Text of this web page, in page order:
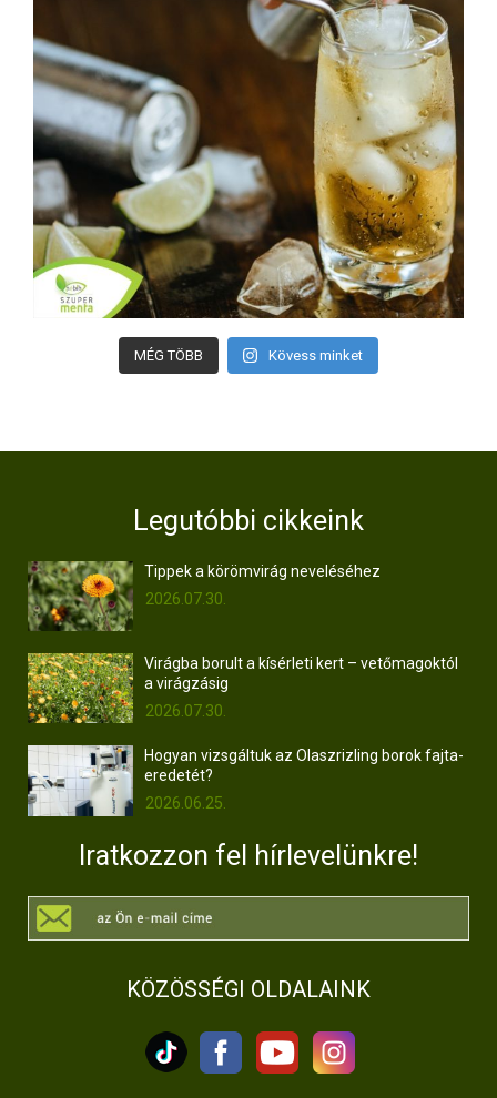
MÉG TÖBB Kövess minket
Legutóbbi cikkeink
Tippek a körömvirág neveléséhez
2026.07.30.
Virágba borult a kísérleti kert – vetőmagoktól
a virágzásig
2026.07.30.
Hogyan vizsgáltuk az Olaszrizling borok fajta-
eredetét?
2026.06.25.
Iratkozzon fel hírlevelünkre!
KÖZÖSSÉGI OLDALAINK